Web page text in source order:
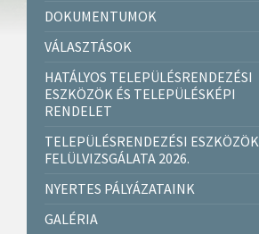
DOKUMENTUMOK
VÁLASZTÁSOK
HATÁLYOS TELEPÜLÉSRENDEZÉSI
ESZKÖZÖK ÉS TELEPÜLÉSKÉPI
RENDELET
TELEPÜLÉSRENDEZÉSI ESZKÖZÖK
FELÜLVIZSGÁLATA 2026.
NYERTES PÁLYÁZATAINK
GALÉRIA